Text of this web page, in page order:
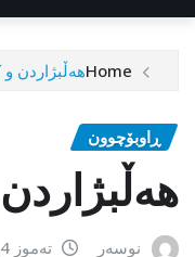
Homeهەڵبژاردن و
ڕاوبۆچوون
نوسەر تەموز 4, 2025